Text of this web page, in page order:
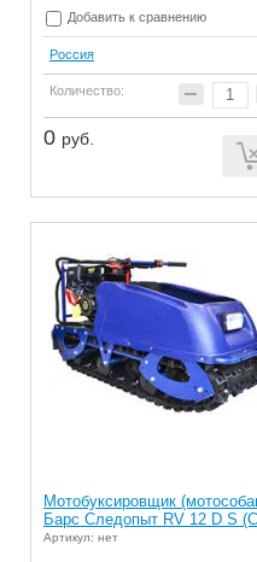
Добавить к сравнению
Россия
Количество:
0 руб.
Мотобуксировщик
Барс Следопыт RV 12 D S
Артикул: нет